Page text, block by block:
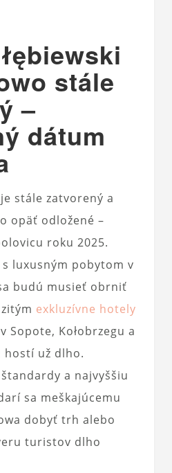
stále
–
dátum
stále zatvorený a
opäť odložené –
roku 2025.
luxusným pobytom v
budú musieť obrniť
exkluzívne hotely
v Sopote, Kołobrzegu a
hostí už dlho.
a najvyššiu
sa meškajúcemu
dobyť trh alebo
turistov dlho